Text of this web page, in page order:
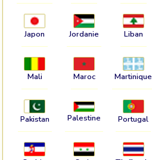
Japon Jordanie Liban
Mali Maroc Martinique
Pakistan Palestine Portugal